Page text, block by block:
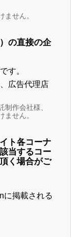
せん。
の直接の企
す。
広告代理店
作会社様、
せん。
ト各コーナ
当するコー
く場合がご
に掲載される